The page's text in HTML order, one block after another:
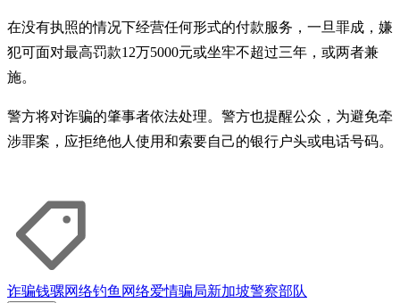
在没有执照的情况下经营任何形式的付款服务，一旦罪成，嫌
犯可面对最高罚款12万5000元或坐牢不超过三年，或两者兼
施。
警方将对诈骗的肇事者依法处理。警方也提醒公众，为避免牵
涉罪案，应拒绝他人使用和索要自己的银行户头或电话号码。
诈骗钱骡网络钓鱼 网络爱情骗局新加坡警察部队